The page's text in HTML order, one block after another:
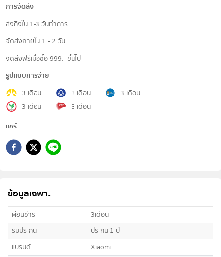
การจัดส่ง
ส่งถึงใน 1-3 วันทำการ
จัดส่งภายใน 1 - 2 วัน
จัดส่งฟรีเมื่อซื้อ 999.- ขึ้นไป
รูปแบบการจ่าย
3 เดือน
3 เดือน
3 เดือน
3 เดือน
3 เดือน
แชร์
ข้อมูลเฉพาะ
ผ่อนชำระ
3เดือน
รับประกัน
ประกัน 1 ปี
แบรนด์
Xiaomi